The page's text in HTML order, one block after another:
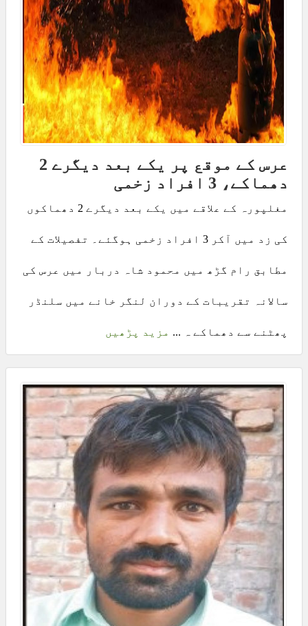
عرس کے موقع پر یکے بعد دیگرے 2
دھماکے، 3 افراد زخمی
مغلپورہ کے علاقے میں یکے بعد دیگرے 2 دھماکوں
کی زد میں آکر 3 افراد زخمی ہوگئے۔ تفصیلات کے
مطابق رام گڑھ میں محمود شاہ دربار میں عرس کی
سالانہ تقریبات کے دوران لنگر خانے میں سلنڈر
پھٹنے سے دھماکے ہ ... مزید پڑھیں